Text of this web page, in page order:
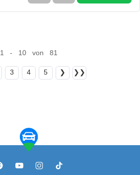
1 - 10 von 81
3 4 5 ❯ ❯❯